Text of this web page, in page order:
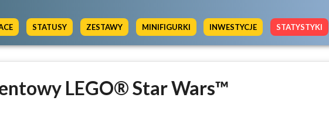
STATUSY ZESTAWY MINIFIGURKI INWESTYCJE STATYSTYKI
LEGO® Star Wars™